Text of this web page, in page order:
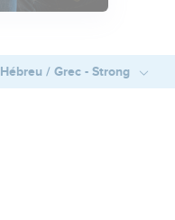
Hébreu / Grec - Strong